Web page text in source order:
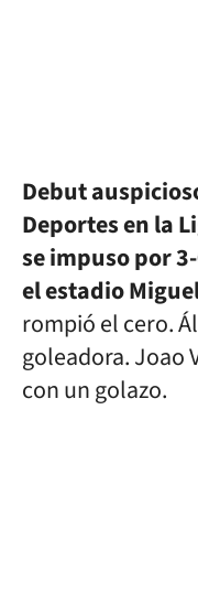
Debut
Deportes en la
se impuso por
el estadio
rompió el cero.
goleadora. Joao
con un golazo.